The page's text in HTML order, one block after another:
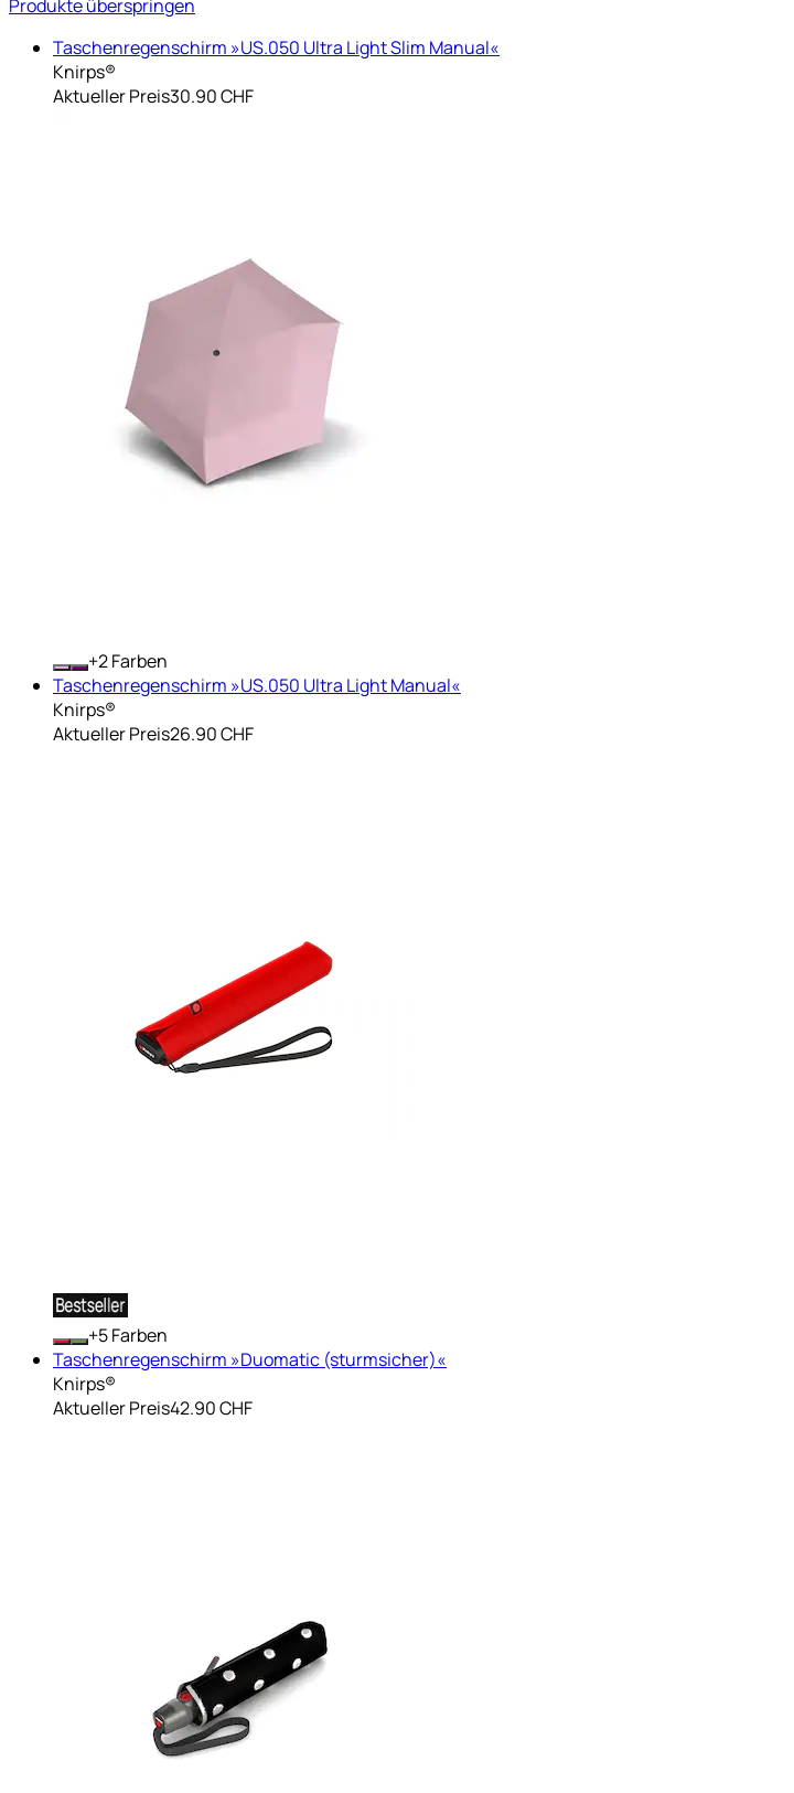
Produkte überspringen
Taschenregenschirm »US.050 Ultra Light Slim Manual«
Knirps®
Aktueller Preis30.90 CHF
+ Farben
Taschenregenschirm »US.050 Ultra Light Manual«
Knirps®
Aktueller Preis26.90 CHF
+ Farben
Taschenregenschirm »Duomatic (sturmsicher)«
Knirps®
Aktueller Preis42.90 CHF